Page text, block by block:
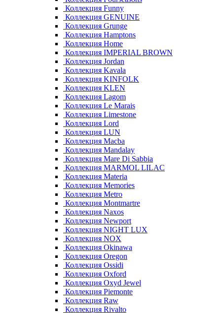
Коллекция Funny
Коллекция GENUINE
Коллекция Grunge
Коллекция Hamptons
Коллекция Home
Коллекция IMPERIAL BROWN
Коллекция Jordan
Коллекция Kavala
Коллекция KINFOLK
Коллекция KLEN
Коллекция Lagom
Коллекция Le Marais
Коллекция Limestone
Коллекция Lord
Коллекция LUN
Коллекция Macba
Коллекция Mandalay
Коллекция Mare Di Sabbia
Коллекция MARMOL LILAC
Коллекция Materia
Коллекция Memories
Коллекция Metro
Коллекция Montmartre
Коллекция Naxos
Коллекция Newport
Коллекция NIGHT LUX
Коллекция NOX
Коллекция Okinawa
Коллекция Oregon
Коллекция Ossidi
Коллекция Oxford
Коллекция Oxyd Jewel
Коллекция Piemonte
Коллекция Raw
Коллекция Rivalto